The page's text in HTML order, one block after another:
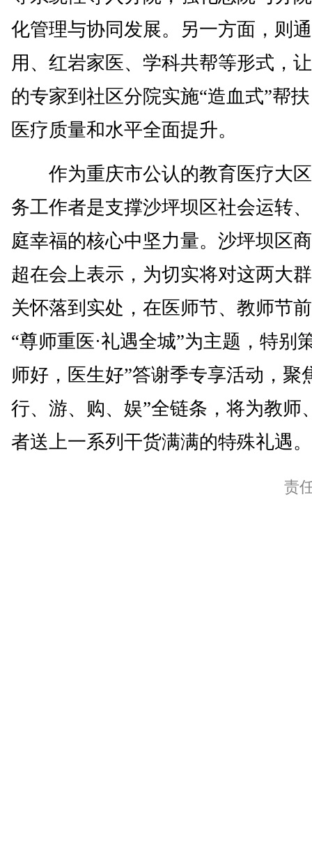
化管理与协同发展。另一方面，则
用、红岩家医、学科共帮等形式，
的专家到社区分院实施“造血式”帮
医疗质量和水平全面提升。
作为重庆市公认的教育医疗大区
务工作者是支撑沙坪坝区社会运转
庭幸福的核心中坚力量。沙坪坝区
超在会上表示，为切实将对这两大
关怀落到实处，在医师节、教师节
“尊师重医·礼遇全城”为主题，特别
师好，医生好”答谢季专享活动，聚
行、游、购、娱”全链条，将为教师
者送上一系列干货满满的特殊礼遇
责